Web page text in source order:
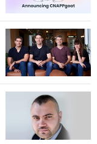
דעות
רכילות
עסקית
קריפטו
ויראלי